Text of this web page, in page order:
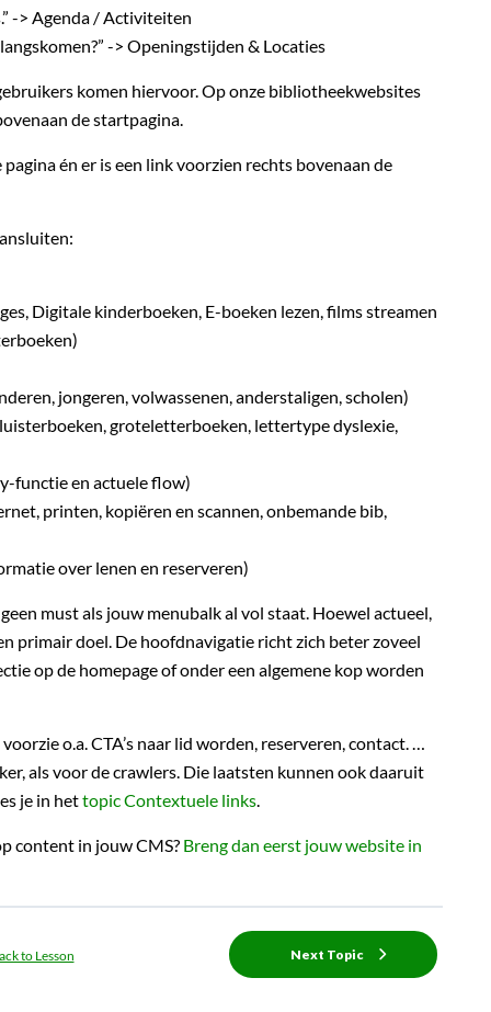
-> Agenda / Activiteiten
-> Openingstijden & Locaties
komen hiervoor. Op onze bibliotheekwebsites
de startpagina.
én er is een link voorzien rechts bovenaan de
Digitale kinderboeken, E-boeken lezen, films streamen
jongeren, volwassenen, anderstaligen, scholen)
groteletterboeken, lettertype dyslexie,
functie en actuele flow)
printen, kopiëren en scannen, onbemande bib,
over lenen en reserveren)
must als jouw menubalk al vol staat. Hoewel actueel,
primair doel. De hoofdnavigatie richt zich beter zoveel
op de homepage of onder een algemene kop worden
o.a. CTA’s naar lid worden, reserveren, contact. …
als voor de crawlers. Die laatsten kunnen ook daaruit
je in hettopic Contextuele links.
content in jouw CMS? Breng dan eerst jouw website in
to Lesson Next Topic